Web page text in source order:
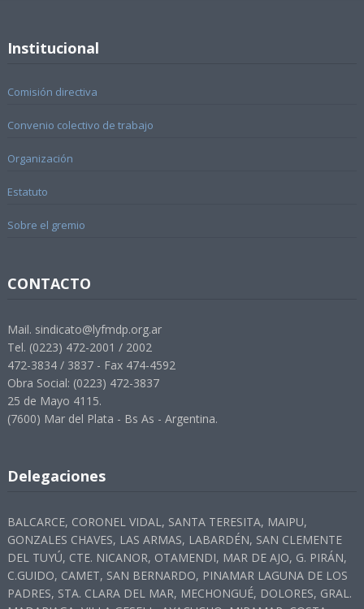
Institucional
Comisión directiva
Convenio colectivo de trabajo
Organización
Estatuto
Sobre el gremio
CONTACTO
Mail. sindicato@lyfmdp.org.ar
Tel. (0223) 472-2001 / 2002
472-3834 / 3837 - Fax 474-4592
Obra Social: (0223) 472-3837
25 de Mayo 4115.
(7600) Mar del Plata - Bs As - Argentina.
Delegaciones
BALCARCE, CORONEL VIDAL, SANTA TERESITA, MAIPU,
GONZALES CHAVES, LAS ARMAS, LABARDÉN, SAN CLEMENTE
DEL TUYÚ, CTE. NICANOR, OTAMENDI, MAR DE AJO, G. PIRÁN,
C.GUIDO, CAMET, SAN BERNARDO, PINAMAR LAGUNA DE LOS
PADRES, STA. CLARA DEL MAR, MECHONGUÉ, DOLORES, GRAL.